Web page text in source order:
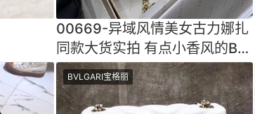
00669-异域风情美女古力娜扎
同款大货实拍 有点小香风的B家
自我风格呈现啦几何
BVLGARI宝格丽